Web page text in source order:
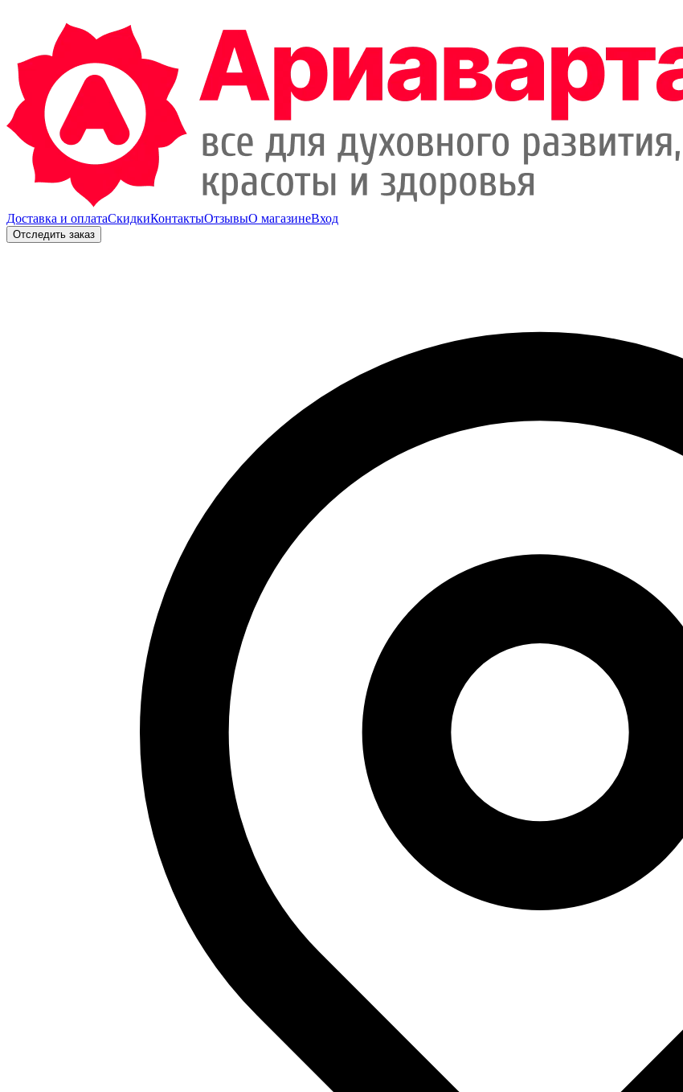
Доставка и оплатаСкидкиКонтактыОтзывыО магазинеВход
Отследить заказ